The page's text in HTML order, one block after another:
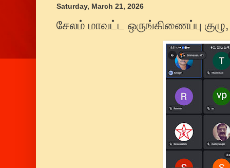
Saturday, March 21, 2026
சேலம் மாவட்ட ஒருங்கிணைப்பு குழு,